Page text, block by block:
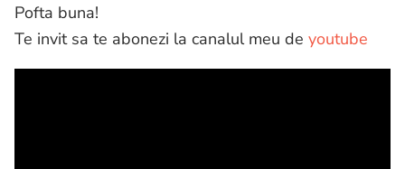
Pofta buna!
Te invit sa te abonezi la canalul meu de youtube